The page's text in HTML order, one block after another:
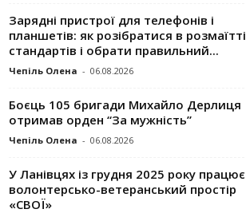
Зарядні пристрої для телефонів і
планшетів: як розібратися в розмаїтті
стандартів і обрати правильний...
Чепіль Олена - 06.08.2026
Боєць 105 бригади Михайло Дерлиця
отримав орден “За мужність”
Чепіль Олена - 06.08.2026
У Ланівцях із грудня 2025 року працює
волонтерсько-ветеранський простір
«СВОЇ»